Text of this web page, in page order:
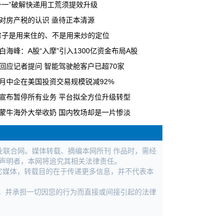
一”破解快递用工荒须提效升级
房产税的认识 亟待正本清源
子是用来住的、不是用来炒的定位
海峰：A股“入摩”引入1300亿资金布局A股
应记者提问 智能驾驶舱客户已超70家
中企在美国投资交易规模锐减92%
布暂停所有业务 平台拟全方位升级转型
牛海外大举收奶 国内牧场却是一片惨淡
合网。媒体转载、摘编本网所刊 作品时，需经
者，本网将追究其相关法律责任。
体，转载目的在于传递更多信息，并不代表本
并承担一切因您的行为而直接或间接引起的法律